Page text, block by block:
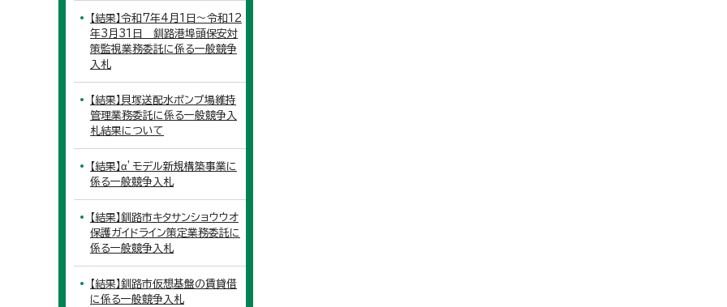
【結果】令和7年4月1日～令和12
年3月31日 釧路港埠頭保安対
策監視業務委託に係る一般競争
入札
【結果】貝塚送配水ポンプ場維持
管理業務委託に係る一般競争入
札結果について
【結果】α’モデル新規構築事業に
係る一般競争入札
【結果】釧路市キタサンショウウオ
保護ガイドライン策定業務委託に
係る一般競争入札
【結果】釧路市仮想基盤の賃貸借
に係る一般競争入札